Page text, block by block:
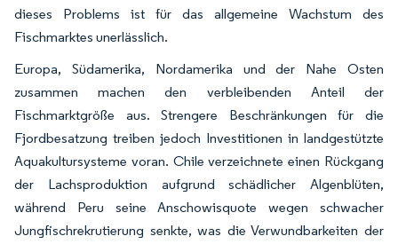
dieses Problems ist für das allgemeine Wachstum des
Fischmarktes unerlässlich.
Europa, Südamerika, Nordamerika und der Nahe Osten
zusammen machen den verbleibenden Anteil der
Fischmarktgröße aus. Strengere Beschränkungen für die
Fjordbesatzung treiben jedoch Investitionen in landgestützte
Aquakultursysteme voran. Chile verzeichnete einen Rückgang
der Lachsproduktion aufgrund schädlicher Algenblüten,
während Peru seine Anschowisquote wegen schwacher
Jungfischrekrutierung senkte, was die Verwundbarkeiten der